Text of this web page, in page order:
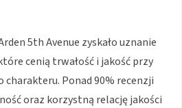
5th Avenue zyskało uznanie
cenią trwałość i jakość przy
Ponad 90% recenzji
oraz korzystną relację jakości